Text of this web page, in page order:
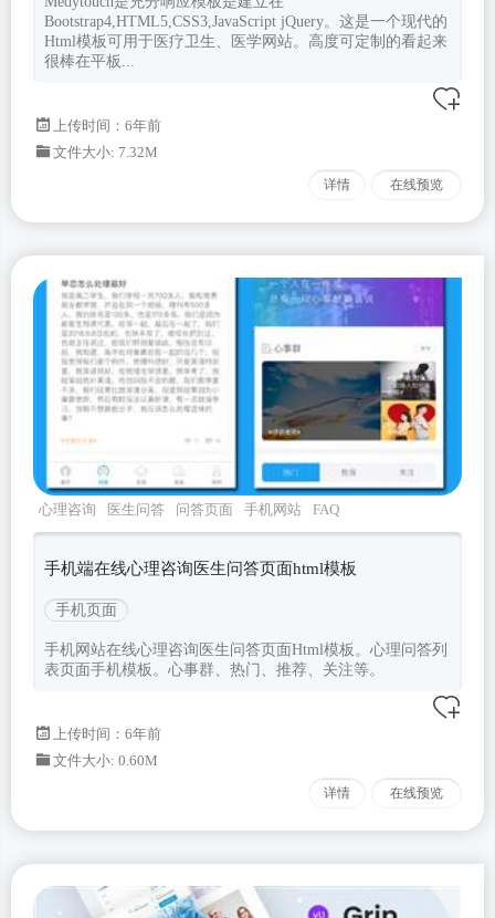
Bootstrap4,HTML5,CSS3,JavaScript jQuery。这是一个现代的
Html模板可用于医疗卫生、医学网站。高度可定制的看起来
很棒在平板...
上传时间：6年前
文件大小: 7.32M
详情 在线预览
心理咨询 医生问答 问答页面 手机网站 FAQ
手机端在线心理咨询医生问答页面html模板
手机页面
手机网站在线心理咨询医生问答页面Html模板。心理问答列
表页面手机模板。心事群、热门、推荐、关注等。
上传时间：6年前
文件大小: 0.60M
详情 在线预览